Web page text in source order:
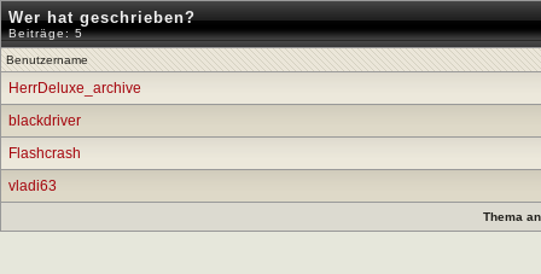
Wer hat geschrieben?
Beiträge: 5
Benutzername
HerrDeluxe_archive
blackdriver
Flashcrash
vladi63
Thema